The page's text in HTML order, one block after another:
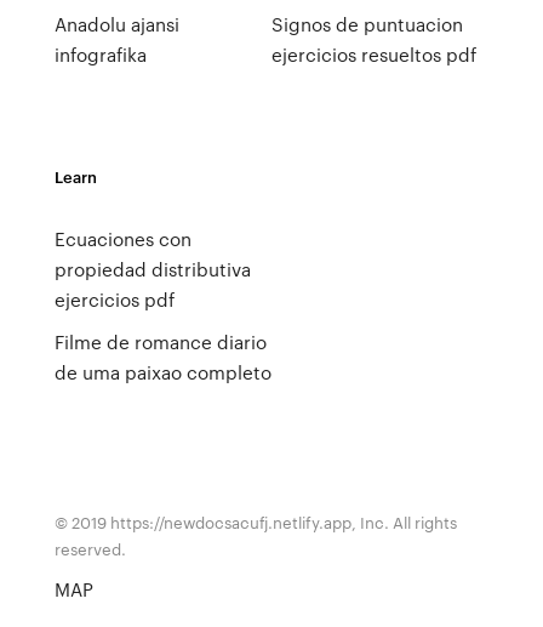
Anadolu ajansi
infografika
Signos de puntuacion
ejercicios resueltos pdf
Learn
Ecuaciones con
propiedad distributiva
ejercicios pdf
Filme de romance diario
de uma paixao completo
© 2019 https://newdocsacufj.netlify.app, Inc. All rights
reserved.
MAP